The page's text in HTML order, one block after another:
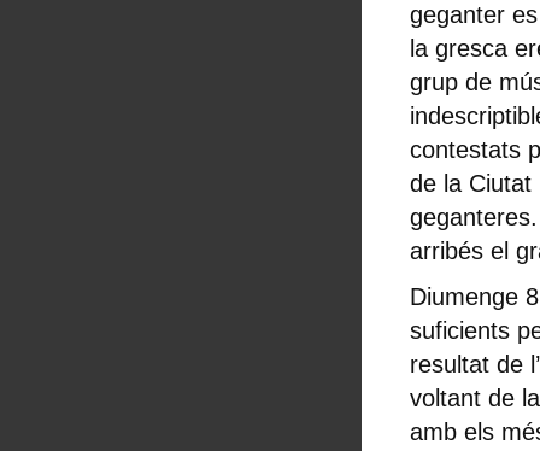
geganter
la gresca
grup de
contestats
de la Ciutat
arribés el
Diumenge
suficients
resultat de
voltant de
amb els